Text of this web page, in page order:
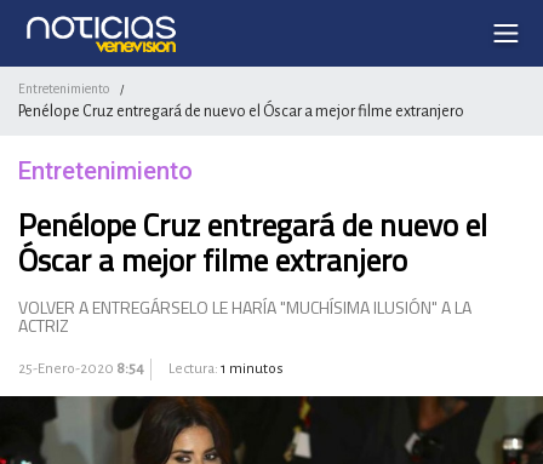
Entretenimiento /
Penélope Cruz entregará de nuevo el Óscar a mejor filme extranjero
Entretenimiento
Penélope Cruz entregará de nuevo el
Óscar a mejor filme extranjero
VOLVER A ENTREGÁRSELO LE HARÍA "MUCHÍSIMA ILUSIÓN" A LA
ACTRIZ
25-Enero-2020 8:54 Lectura: 1 minutos